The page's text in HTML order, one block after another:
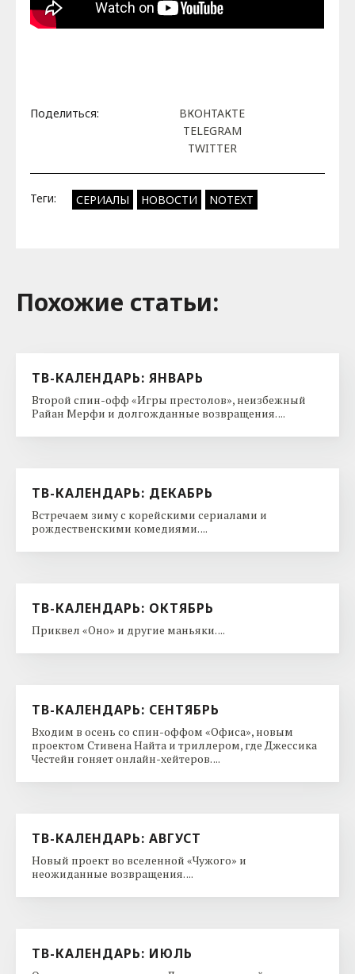
Поделиться:
ВКОНТАКТЕ
TELEGRAM
TWITTER
Теги: СЕРИАЛЫ НОВОСТИ NOTEXT
Похожие cтатьи:
ТВ-КАЛЕНДАРЬ: ЯНВАРЬ
Второй спин-офф «Игры престолов», неизбежный
Райан Мерфи и долгожданные возвращения. ...
ТВ-КАЛЕНДАРЬ: ДЕКАБРЬ
Встречаем зиму с корейскими сериалами и
рождественскими комедиями. ...
ТВ-КАЛЕНДАРЬ: ОКТЯБРЬ
Приквел «Оно» и другие маньяки. ...
ТВ-КАЛЕНДАРЬ: СЕНТЯБРЬ
Входим в осень со спин-оффом «Офиса», новым
проектом Стивена Найта и триллером, где Джессика
Честейн гоняет онлайн-хейтеров. ...
ТВ-КАЛЕНДАРЬ: АВГУСТ
Новый проект во вселенной «Чужого» и
неожиданные возвращения. ...
ТВ-КАЛЕНДАРЬ: ИЮЛЬ